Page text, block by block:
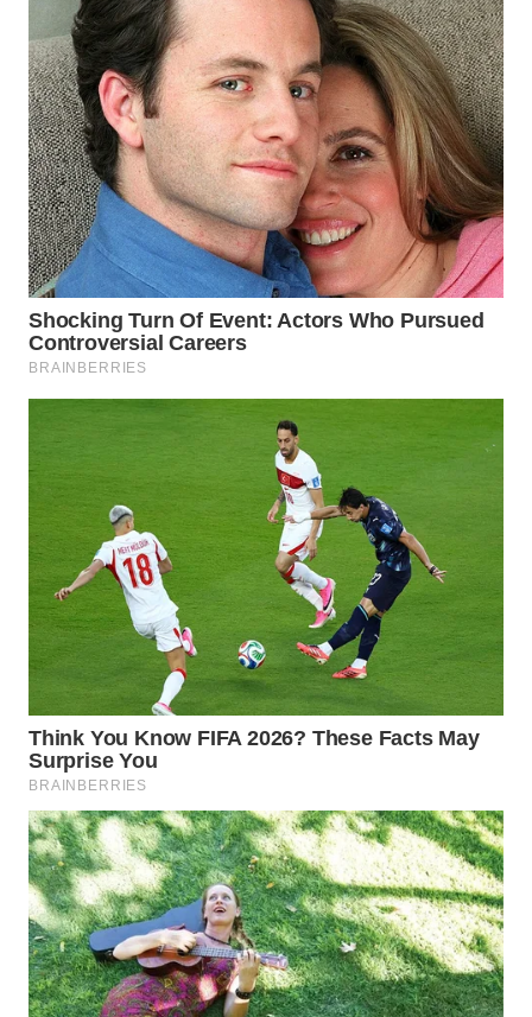
WN
SULSEL
WN
GORONTALO
WN
SULUT
WN
MALUKU
WN
WN
DAIRI
WN
DANAU
TOBA
WN
NIAS
WN
WN
TAPANULI
SELATAN
WN
TANJUNG